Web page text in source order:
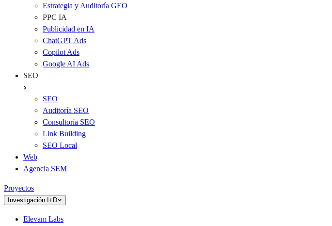
Estrategia y Auditoría GEO
PPC IA
Publicidad en IA
ChatGPT Ads
Copilot Ads
Google AI Ads
SEO
SEO
Auditoría SEO
Consultoría SEO
Link Building
SEO Local
Web
Agencia SEM
Proyectos
Investigación I+D
Elevam Labs